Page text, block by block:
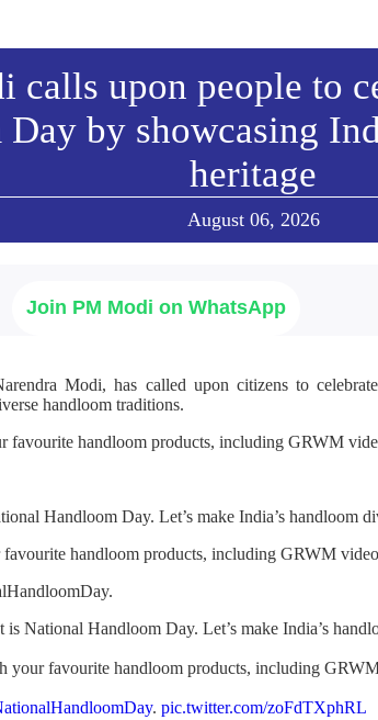
calls upon people to
Day by showcasing
heritage
August 06, 2026
Join PM Modi on WhatsApp
Modi, has called upon citizens to
handloom traditions.
favourite handloom products, including GRWM
Handloom Day. Let’s make India’s handloom
handloom products, including GRWM
National Handloom Day. Let’s make India’s
your favourite handloom products, including
. pic.twitter.com/zoFdTXphRL